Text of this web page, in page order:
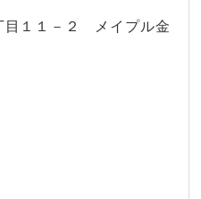
目１１－２ メイプル金